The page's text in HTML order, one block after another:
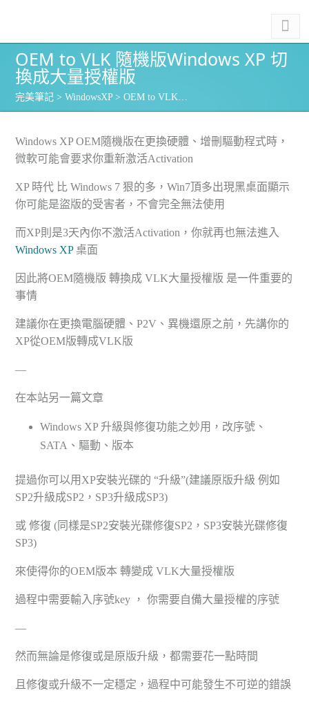
OEM to VLK 隨機版Windows XP 切
換成大量授權版
完美筆記 >WindowsXP> OEM to VLK…
Windows XP OEM隨機版在更換硬體、增刪驅動程式時，
微軟可能會要求你重新激活Activation
XP 時代 比 Windows 7 狠的多，Win7頂多出現黑桌面顯示
你可能是盜版的受害者，不會完全無法使用
而XP則是3天內你不激活Activation，你就再也無法進入
Windows XP桌面
因此將OEM隨機版 轉換成 VLK大量授權版 是一件重要的
事情
建議你在更換電腦硬體、P2V、異機還原之前，先講你的
XP從OEM版轉成VLK版
—
在本站另一篇文章
Windows XP 升級與修復功能之妙用，改序號、
SATA、驅動、版本
提過你可以用XP安裝光碟的 “升級”(建議原版升級 例如
SP2升級成SP2，SP3升級成SP3)
或 修復 (同樣是SP2安裝光碟修復SP2，SP3安裝光碟修復
SP3)
來使得你的OEM版本 轉變成 VLK大量授權版
過程中需要輸入序號key ， 你需要自備大量授權的序號
—
然而無論是修復或是原版升級，都需要花一點時間
且修復或升級不一定穩定，過程中可能發生不可逆的錯誤